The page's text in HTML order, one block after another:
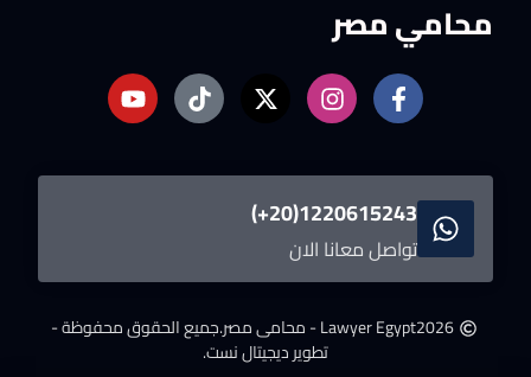
محامي مصر
1220615243(20+)
تواصل معانا الان
2026Lawyer Egypt - محامى مصر.
جميع الحقوق محفوظة -
تطوير ديجيتال نست.